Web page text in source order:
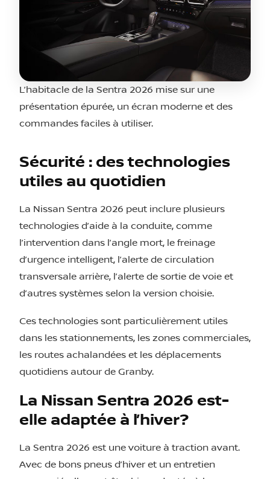
L’habitacle de la Sentra 2026 mise sur une
présentation épurée, un écran moderne et des
commandes faciles à utiliser.
Sécurité : des technologies
utiles au quotidien
La Nissan Sentra 2026 peut inclure plusieurs
technologies d’aide à la conduite, comme
l’intervention dans l’angle mort, le freinage
d’urgence intelligent, l’alerte de circulation
transversale arrière, l’alerte de sortie de voie et
d’autres systèmes selon la version choisie.
Ces technologies sont particulièrement utiles
dans les stationnements, les zones commerciales,
les routes achalandées et les déplacements
quotidiens autour de Granby.
La Nissan Sentra 2026 est-
elle adaptée à l’hiver?
La Sentra 2026 est une voiture à traction avant.
Avec de bons pneus d’hiver et un entretien